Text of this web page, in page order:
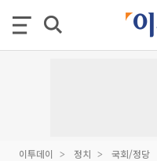
이투데이 정치 국회/정당